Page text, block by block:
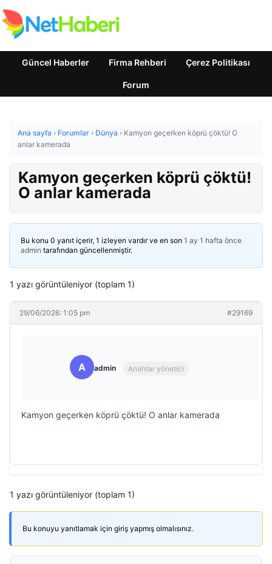
Güncel Haberler Firma Rehberi Çerez Politikası
Forum
Ana sayfa › Forumlar › Dünya › Kamyon geçerken köprü çöktü! O
anlar kamerada
Kamyon geçerken köprü çöktü!
O anlar kamerada
Bu konu 0 yanıt içerir, 1 izleyen vardır ve en son 1 ay 1 hafta önce
admin tarafından güncellenmiştir.
1 yazı görüntüleniyor (toplam 1)
29/06/2026: 1:05 pm #29169
A admin Anahtar yönetici
Kamyon geçerken köprü çöktü! O anlar kamerada
1 yazı görüntüleniyor (toplam 1)
Bu konuyu yanıtlamak için giriş yapmış olmalısınız.